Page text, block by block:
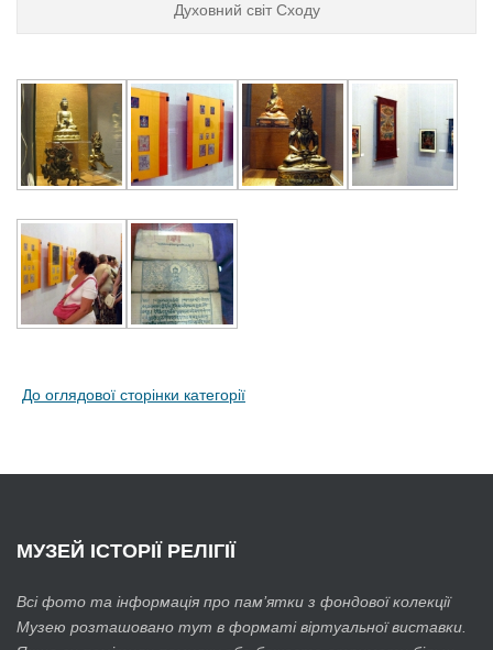
Духовний світ Сходу
До оглядової сторінки категорії
МУЗЕЙ ІСТОРІЇ РЕЛІГІЇ
Всі фото та інформація про пам’ятки з фондової колекції
Музею розташовано тут в форматі віртуальної виставки.